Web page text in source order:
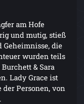
am Hofe
und mutig, stieß
die
wurden teils
& Sara
Lady Grace ist
Personen, von